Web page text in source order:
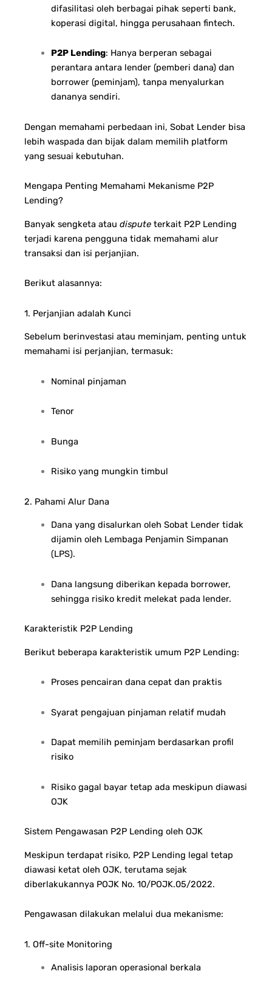
difasilitasi oleh berbagai pihak seperti bank,
koperasi digital, hingga perusahaan fintech.
P2P Lending: Hanya berperan sebagai
perantara antara lender (pemberi dana) dan
borrower (peminjam), tanpa menyalurkan
dananya sendiri.
Dengan memahami perbedaan ini, Sobat Lender bisa
lebih waspada dan bijak dalam memilih platform
yang sesuai kebutuhan.
Mengapa Penting Memahami Mekanisme P2P
Lending?
Banyak sengketa atau dispute terkait P2P Lending
terjadi karena pengguna tidak memahami alur
transaksi dan isi perjanjian.
Berikut alasannya:
1. Perjanjian adalah Kunci
Sebelum berinvestasi atau meminjam, penting untuk
memahami isi perjanjian, termasuk:
Nominal pinjaman
Tenor
Bunga
Risiko yang mungkin timbul
2. Pahami Alur Dana
Dana yang disalurkan oleh Sobat Lender tidak
dijamin oleh Lembaga Penjamin Simpanan
(LPS).
Dana langsung diberikan kepada borrower,
sehingga risiko kredit melekat pada lender.
Karakteristik P2P Lending
Berikut beberapa karakteristik umum P2P Lending:
Proses pencairan dana cepat dan praktis
Syarat pengajuan pinjaman relatif mudah
Dapat memilih peminjam berdasarkan profil
risiko
Risiko gagal bayar tetap ada meskipun diawasi
OJK
Sistem Pengawasan P2P Lending oleh OJK
Meskipun terdapat risiko, P2P Lending legal tetap
diawasi ketat oleh OJK, terutama sejak
diberlakukannya POJK No. 10/POJK.05/2022.
Pengawasan dilakukan melalui dua mekanisme:
1. Off-site Monitoring
Analisis laporan operasional berkala